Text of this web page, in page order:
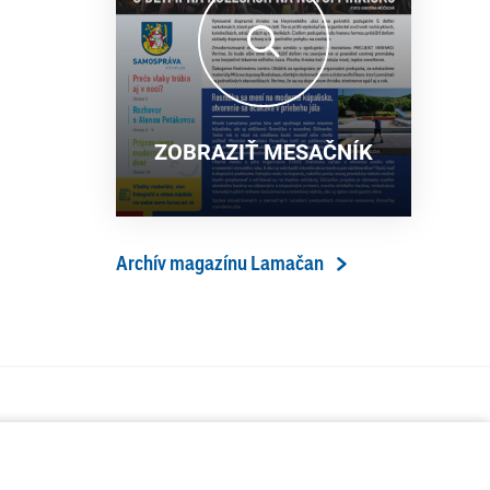
18. 6. 2026
13. ročník Simultánky pod
lipami v Lamači priniesol
výborný šach aj príjemnú
komunitnú atmosféru
ZOBRAZIŤ MESAČNÍK
Archív magazínu Lamačan